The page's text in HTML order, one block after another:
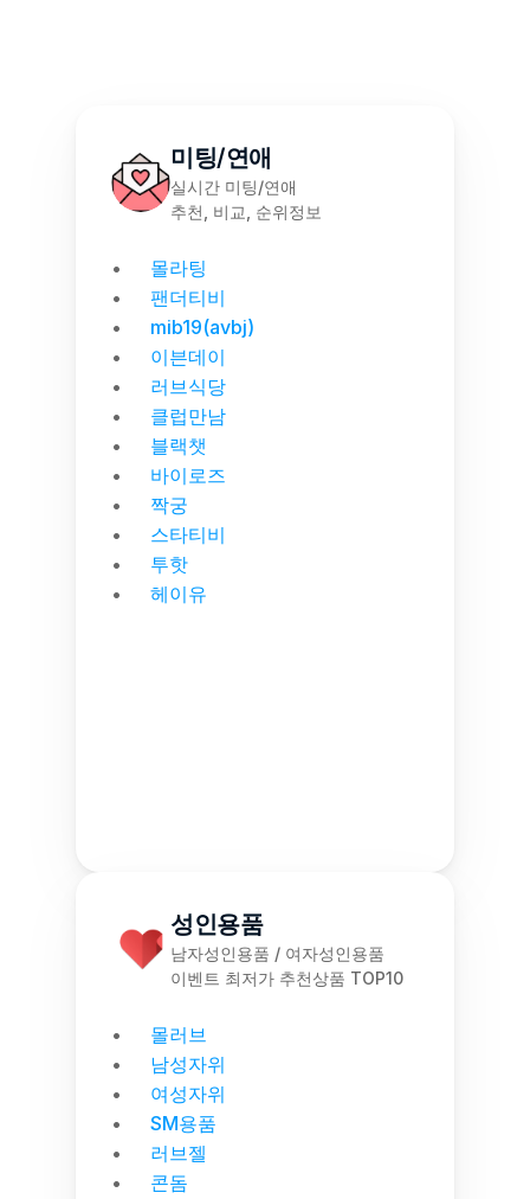
미팅/연애
실시간 미팅/연애
추천, 비교, 순위정보
몰라팅
팬더티비
mib19(avbj)
이븐데이
러브식당
클럽만남
블랙챗
바이로즈
짝궁
스타티비
투핫
헤이유
성인용품
남자성인용품 / 여자성인용품
이벤트 최저가 추천상품 TOP10
몰러브
남성자위
여성자위
SM용품
러브젤
콘돔